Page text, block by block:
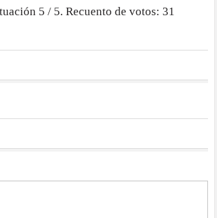
5 / 5. Recuento de votos:31